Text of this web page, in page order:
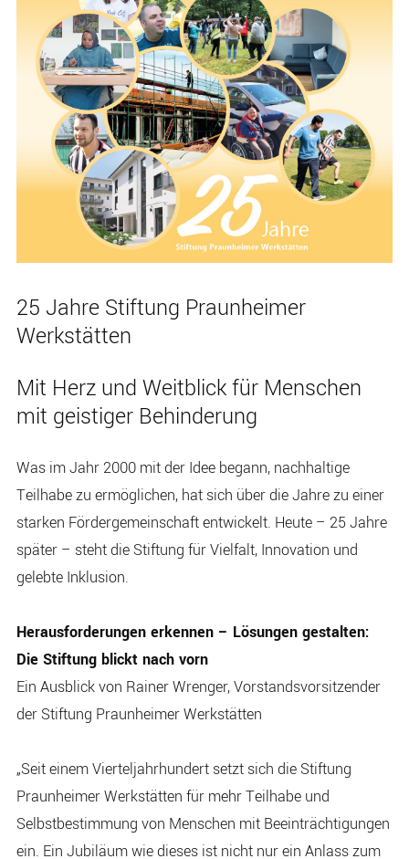
25 Jahre Stiftung Praunheimer
Werkstätten
Mit Herz und Weitblick für Menschen
mit geistiger Behinderung
Was im Jahr 2000 mit der Idee begann, nachhaltige
Teilhabe zu ermöglichen, hat sich über die Jahre zu einer
starken Fördergemeinschaft entwickelt. Heute – 25 Jahre
später – steht die Stiftung für Vielfalt, Innovation und
gelebte Inklusion.
Herausforderungen erkennen – Lösungen gestalten:
Die Stiftung blickt nach vorn
Ein Ausblick von Rainer Wrenger, Vorstandsvorsitzender
der Stiftung Praunheimer Werkstätten
„Seit einem Vierteljahrhundert setzt sich die Stiftung
Praunheimer Werkstätten für mehr Teilhabe und
Selbstbestimmung von Menschen mit Beeinträchtigungen
ein. Ein Jubiläum wie dieses ist nicht nur ein Anlass zum